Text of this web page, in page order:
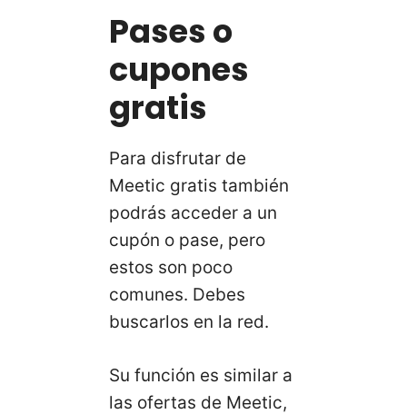
Pases o
cupones
gratis
Para disfrutar de
Meetic gratis también
podrás acceder a un
cupón o pase, pero
estos son poco
comunes. Debes
buscarlos en la red.
Su función es similar a
las ofertas de Meetic,